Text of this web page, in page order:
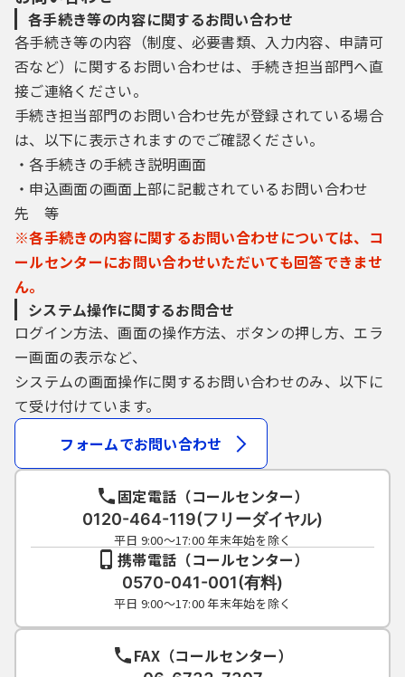
各手続き等の内容に関するお問い合わせ
各手続き等の内容（制度、必要書類、入力内容、申請可
否など）に関するお問い合わせは、手続き担当部門へ直
接ご連絡ください。
手続き担当部門のお問い合わせ先が登録されている場合
は、以下に表示されますのでご確認ください。
・各手続きの手続き説明画面
・申込画面の画面上部に記載されているお問い合わせ
先 等
※各手続きの内容に関するお問い合わせについては、コ
ールセンターにお問い合わせいただいても回答できませ
ん。
システム操作に関するお問合せ
ログイン方法、画面の操作方法、ボタンの押し方、エラ
ー画面の表示など、
システムの画面操作に関するお問い合わせのみ、以下に
て受け付けています。
フォームでお問い合わせ
固定電話（コールセンター）
0120-464-119(フリーダイヤル)
平日 9:00～17:00 年末年始を除く
携帯電話（コールセンター）
0570-041-001(有料)
平日 9:00～17:00 年末年始を除く
FAX（コールセンター）